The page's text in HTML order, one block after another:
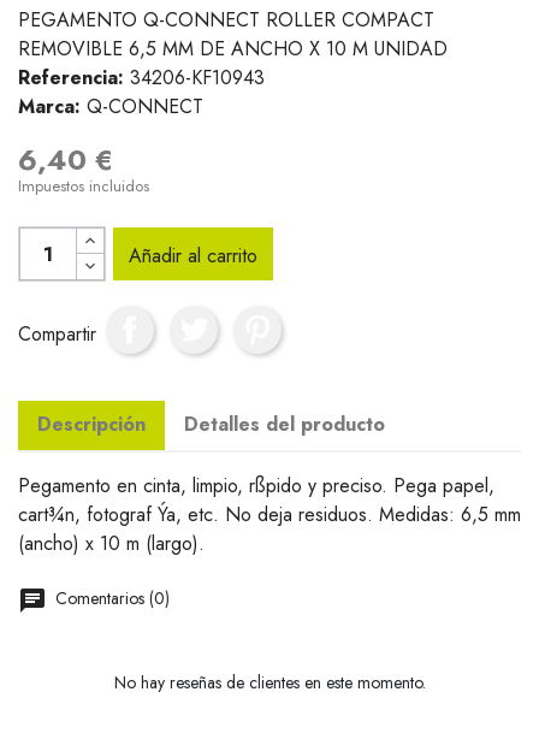
PEGAMENTO Q-CONNECT ROLLER COMPACT
REMOVIBLE 6,5 MM DE ANCHO X 10 M UNIDAD
Referencia: 34206-KF10943
Marca: Q-CONNECT
6,40 €
Impuestos incluidos
Añadir al carrito
Compartir
Descripción Detalles del producto
Pegamento en cinta, limpio, rßpido y preciso. Pega papel,
cart¾n, fotograf Ýa, etc. No deja residuos. Medidas: 6,5 mm
(ancho) x 10 m (largo).
Comentarios (0)
No hay reseñas de clientes en este momento.